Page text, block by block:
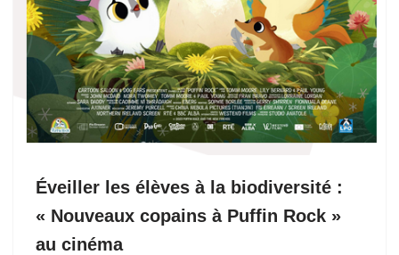
Éveiller les élèves à la biodiversité :
« Nouveaux copains à Puffin Rock »
au cinéma